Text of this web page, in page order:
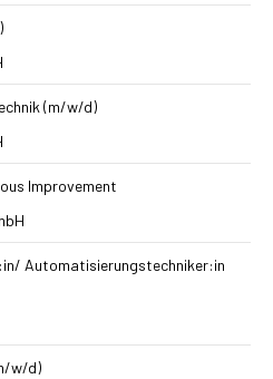
(m/w/d)
Improvement
Automatisierungstechniker:in
w/d)